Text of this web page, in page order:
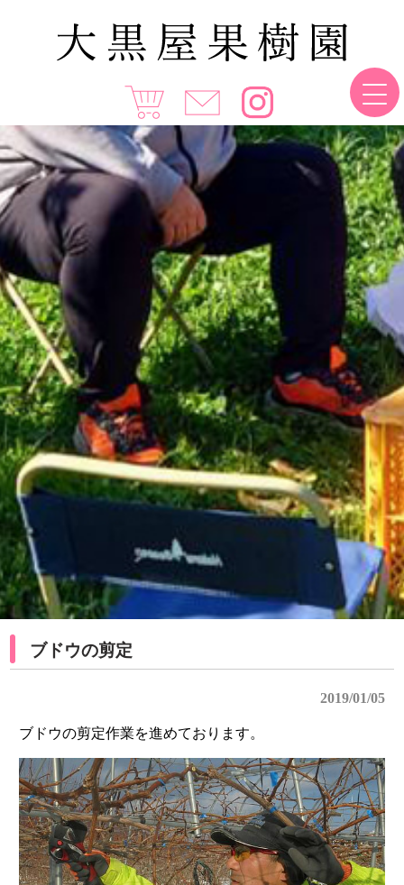
ブドウの剪定
2019/01/05
ブドウの剪定作業を進めております。